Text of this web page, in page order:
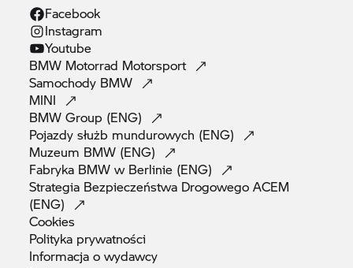
Facebook
Instagram
Youtube
BMW Motorrad Motorsport
Samochody BMW
MINI
BMW Group (ENG)
Pojazdy służb mundurowych (ENG)
Muzeum BMW (ENG)
Fabryka BMW w Berlinie (ENG)
Strategia Bezpieczeństwa Drogowego ACEM
(ENG)
Cookies
Polityka prywatności
Informacja owydawcy